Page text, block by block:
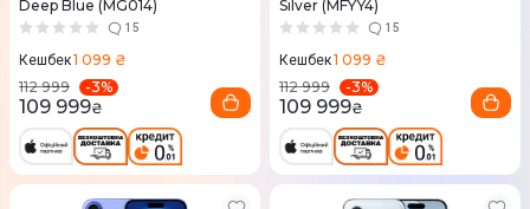
Deep Blue (MG014)
15
Кешбек1 099 ₴
112 999
-3%
109 999₴
Silver (MFYY4)
15
Кешбек1 099 ₴
112 999
-3%
109 999₴